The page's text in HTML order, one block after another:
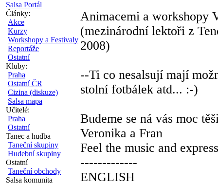
Salsa Portál
Články:
Akce
Kurzy
Workshopy a Festivaly
Reportáže
Ostatní
Kluby:
Praha
Ostatní ČR
Cizina (diskuze)
Salsa mapa
Učitelé:
Praha
Ostatní
Tanec a hudba
Taneční skupiny
Hudební skupiny
Ostatní
Taneční obchody
Salsa komunita
Animacemi a workshopy
(mezinárodní lektoři z
2008)
--Ti co nesalsují mají
stolní fotbálek atd... :-)
Budeme se ná vás moc
Veronika a Fran
Feel the music and
-------------
ENGLISH